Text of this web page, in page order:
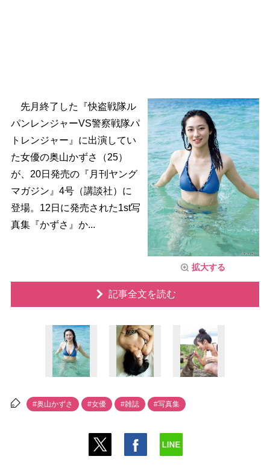
拡大する
先月終了した『快盗戦隊ル
パンレンジャーVS警察戦隊パ
トレンジャー』に出演してい
た女優の奥山かずさ（25）
が、20日発売の『月刊ヤング
マガジン』4号（講談社）に
登場。12日に発売された1st写
真集『かずさ』か...
記事全文を読む
#奥山かずさ #女優 #雑誌 #写真集